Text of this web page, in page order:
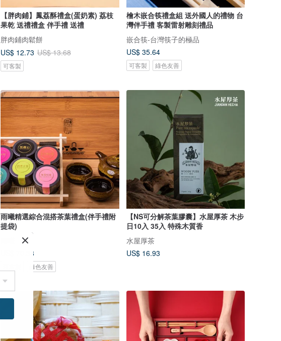
【胖肉鋪】鳳荔酥禮盒(蛋奶素) 荔枝
果乾 送禮禮盒 伴手禮 送禮
胖肉鋪肉鬆餅
US$ 12.73 US$ 13.68
可客製
檜木嵌合筷禮盒組 送外國人的禮物 台
灣伴手禮 客製雷射雕刻禮品
嵌合筷-台灣筷子的極品
US$ 35.64
可客製 綠色友善
雨曦精選綜合混搭茶葉禮盒(伴手禮附
提袋)
US$ 70.38
綠色友善
【NS可分解茶葉膠囊】水屋厚茶 木步
日10入 35入 特殊木質香
水屋厚茶
US$ 16.93